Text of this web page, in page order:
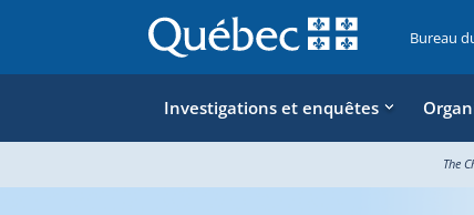
Bureau
Investigations et enquêtes
The